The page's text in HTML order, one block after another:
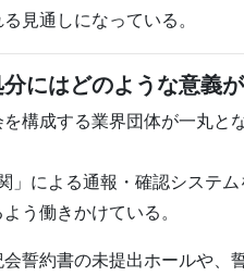
見通しになっている。
にはどのような意義
構成する業界団体が一丸と
」による通報・確認システ
う働きかけている。
誓約書の未提出ホールや、